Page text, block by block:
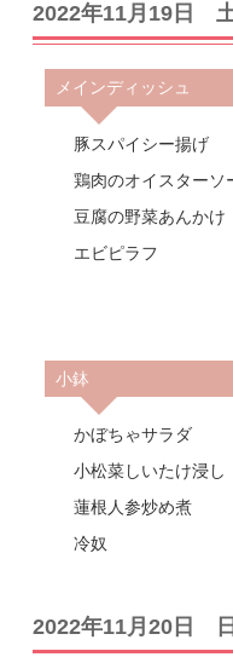
2022年11月19日
メインディッシュ
豚スパイシー揚げ
鶏肉のオイスターソ
豆腐の野菜あんかけ
エビピラフ
小鉢
かぼちゃサラダ
小松菜しいたけ浸し
蓮根人参炒め煮
冷奴
2022年11月20日